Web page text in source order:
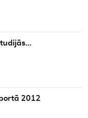
2012